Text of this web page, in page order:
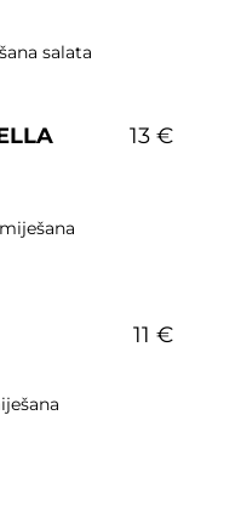
salata
13 €
11 €